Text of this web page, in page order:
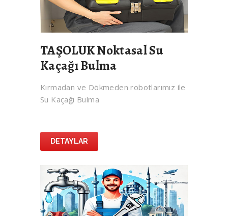
TAŞOLUK Noktasal Su
Kaçağı Bulma
Kırmadan ve Dökmeden robotlarımız ile
Su Kaçağı Bulma
DETAYLAR